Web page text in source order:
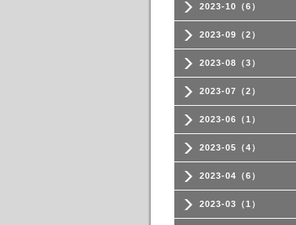
2023-10（6）
2023-09（2）
2023-08（3）
2023-07（2）
2023-06（1）
2023-05（4）
2023-04（6）
2023-03（1）